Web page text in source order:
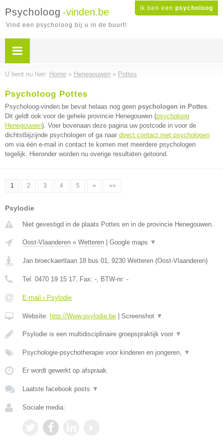
Ik ben een psycholoog
Psycholoog -vinden.be
Vind een psycholoog bij u in de buurt!
U bent nu hier: Home » Henegouwen » Pottes
Psycholoog Pottes
Psycholoog-vinden.be bevat helaas nog geen psychologen in Pottes.
Dit geldt ook voor de gehele provincie Henegouwen (psycholoog
Henegouwen). Voer bovenaan deze pagina uw postcode in voor de
dichtstbijzijnde psychologen of ga naar direct contact met psychologen
om via één e-mail in contact te komen met meerdere psychologen
tegelijk. Hieronder worden nu overige resultaten getoond.
1 2 3 4 5 » »»
Psylodie
Niet gevestigd in de plaats Pottes en in de provincie Henegouwen.
Oost-Vlaanderen » Wetteren Google maps ▼
Jan broeckaertlaan 18 bus 01, 9230 Wetteren (Oost-Vlaanderen)
Tel: 0470 19 15 17, Fax: -, BTW-nr: -
E-mail › Psylodie
Website: http://Www.psylodie.be Screenshot ▼
Psylodie is een multidisciplinaire groepspraktijk voor ▼
Psychologie-psychotherapie voor kinderen en jongeren, ▼
Er wordt gewerkt op afspraak.
Laatste facebook posts ▼
Sociale media: